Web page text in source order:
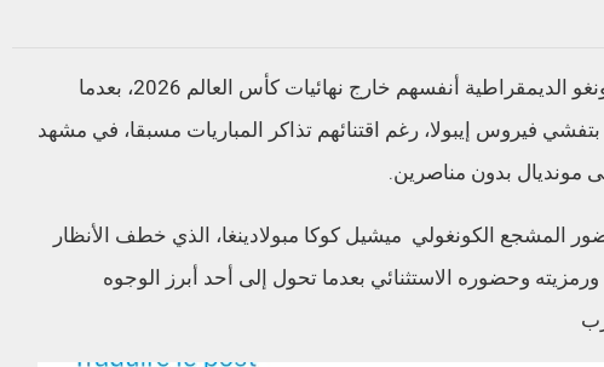
وجد الاف المشجعين من جمهورية الكونغو الديمقراطية أنفسهم خارج نهائيات كأس العالم 2026، بعدما
فيروس إيبولا، رغم اقتنائهم تذاكر المباريات مسبقا، في مشهد
مونديال بدون مناصرين.
المشجع الكونغولي ميشيل كوكا مبولادينغا، الذي خطف الأنظار
وحضوره الاستثنائي بعدما تحول إلى أحد أبرز الوجوه